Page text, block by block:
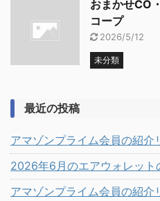
おまかせCO
コープ
2026/5/12
未分類
最近の投稿
アマゾンプライム会員の紹
2026年6月のエアウォレット
アマゾンプライム会員の紹